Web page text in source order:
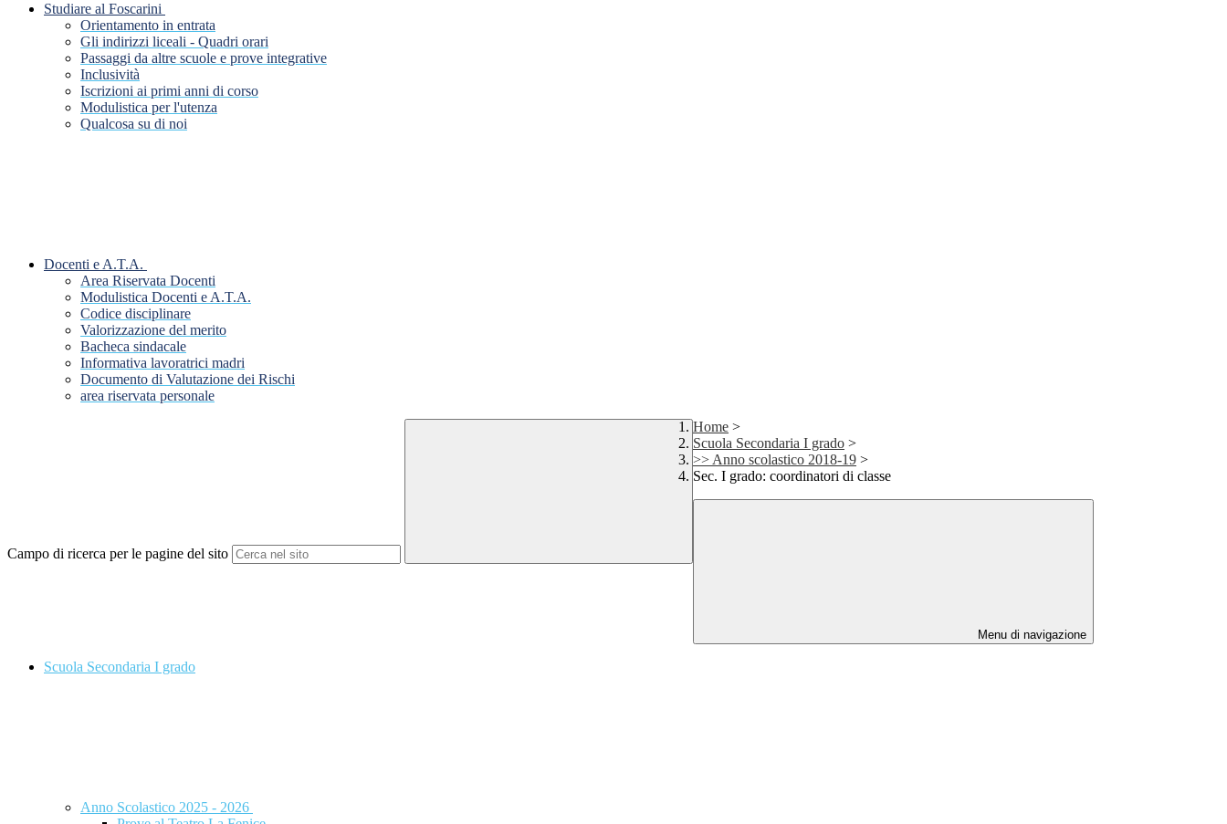
Studiare al Foscarini
Orientamento in entrata
Gli indirizzi liceali - Quadri orari
Passaggi da altre scuole e prove integrative
Inclusività
Iscrizioni ai primi anni di corso
Modulistica per l'utenza
Qualcosa su di noi
Docenti e A.T.A.
Area Riservata Docenti
Modulistica Docenti e A.T.A.
Codice disciplinare
Valorizzazione del merito
Bacheca sindacale
Informativa lavoratrici madri
Documento di Valutazione dei Rischi
area riservata personale
Campo di ricerca per le pagine del sito
Home >
Scuola Secondaria I grado >
>> Anno scolastico 2018-19 >
Sec. I grado: coordinatori di classe
Menu di navigazione
Scuola Secondaria I grado
Anno Scolastico 2025 - 2026